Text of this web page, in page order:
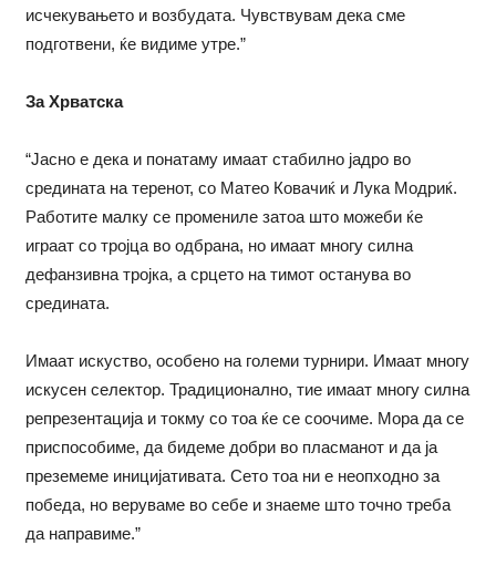
исчекувањето и возбудата. Чувствувам дека сме
подготвени, ќе видиме утре.”
За Хрватска
“Јасно е дека и понатаму имаат стабилно јадро во
средината на теренот, со Матео Ковачиќ и Лука Модриќ.
Работите малку се промениле затоа што можеби ќе
играат со тројца во одбрана, но имаат многу силна
дефанзивна тројка, а срцето на тимот останува во
средината.
Имаат искуство, особено на големи турнири. Имаат многу
искусен селектор. Традиционално, тие имаат многу силна
репрезентација и токму со тоа ќе се соочиме. Мора да се
приспособиме, да бидеме добри во пласманот и да ја
преземеме иницијативата. Сето тоа ни е неопходно за
победа, но веруваме во себе и знаеме што точно треба
да направиме.”